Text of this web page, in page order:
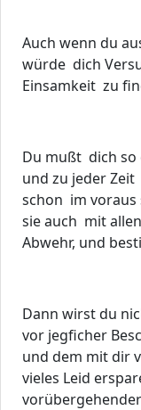
Auch wenn du
würde dich
Einsamkeit zu
Du mußt dich
und zu jeder
schon im voraus
sie auch mit
Abwehr, und
Dann wirst du
vor jegficher
und dem mit dir
vieles Leid